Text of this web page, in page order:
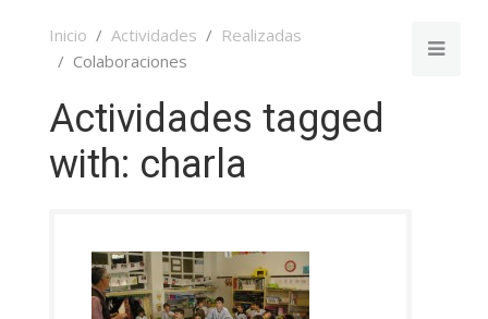
Inicio Actividades
Realizadas
Colaboraciones
Actividades tagged
with: charla